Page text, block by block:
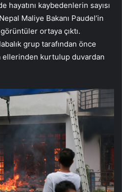
hayatını kaybedenlerin sayısı
Maliye Bakanı Paudel’in
ortaya çıktı.
grup tarafından önce
kurtulup duvardan